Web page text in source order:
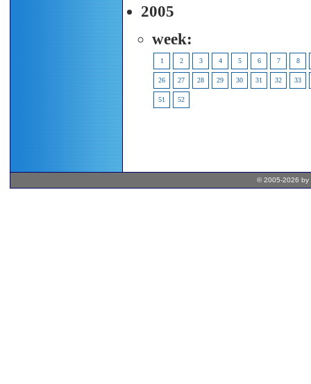
2005
week:
1 2 3 4 5 6 7 8
26 27 28 29 30 31 32 33
51 52
© 2005-2026 by